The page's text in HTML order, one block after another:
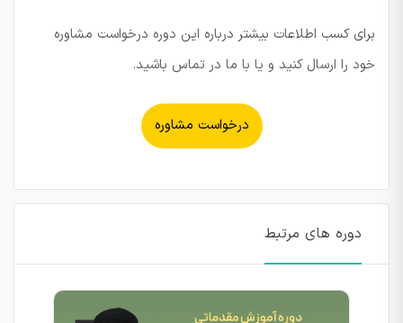
برای کسب اطلاعات بیشتر درباره این دوره درخواست مشاوره
خود را ارسال کنید و یا با ما در تماس باشید.
درخواست مشاوره
دوره های مرتبط